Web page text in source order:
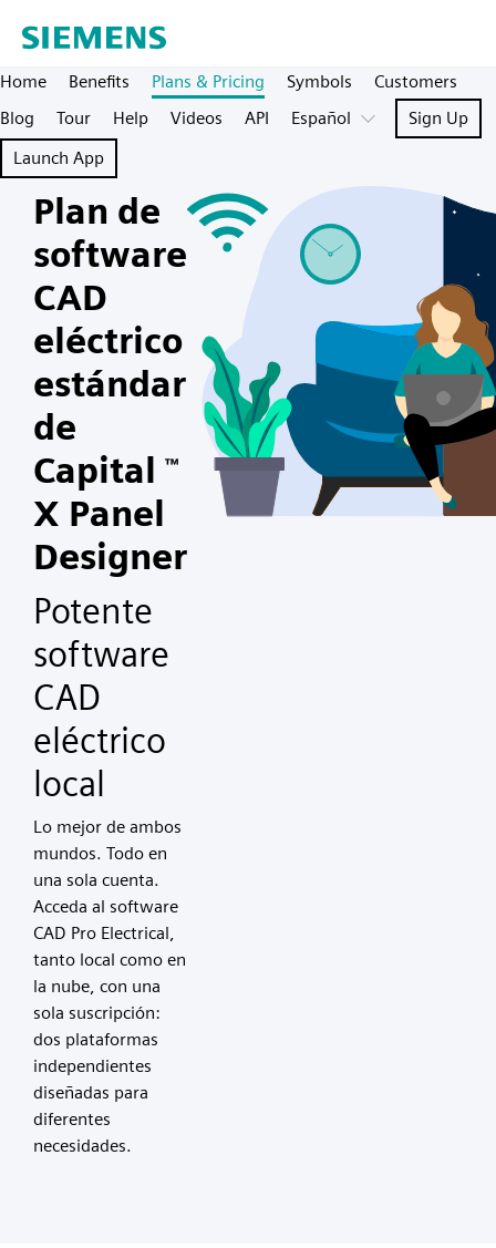
Home Benefits Plans & Pricing Symbols
Customers
Blog
Tour Help Videos API Español
Sign Up
Launch App
Plan de
software
CAD
eléctrico
estándar
de
Capital
™
X Panel
Designer
Potente
software
CAD
eléctrico
local
Lo mejor de ambos
mundos. Todo en
una sola cuenta.
Acceda al software
CAD Pro Electrical,
tanto local como en
la nube, con una
sola suscripción:
dos plataformas
independientes
diseñadas para
diferentes
necesidades.